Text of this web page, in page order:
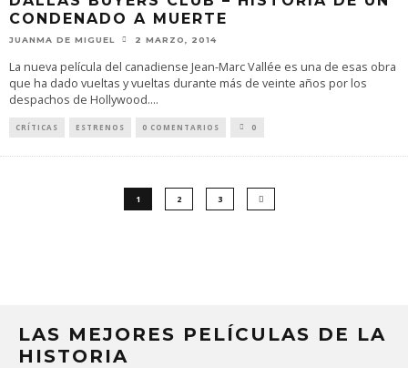
CONDENADO A MUERTE
JUANMA DE MIGUEL 2 MARZO, 2014
La nueva película del canadiense Jean-Marc Vallée es una de esas obra
que ha dado vueltas y vueltas durante más de veinte años por los
despachos de Hollywood....
CRÍTICAS ESTRENOS 0 COMENTARIOS 0
1 2 3
LAS MEJORES PELÍCULAS DE LA
HISTORIA